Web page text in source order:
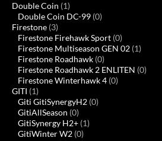
Double Coin (1)
Double Coin DC-99 (0)
Firestone (3)
Firestone Firehawk Sport (0)
Firestone Multiseason GEN 02 (1)
Firestone Roadhawk (0)
Firestone Roadhawk 2 ENLITEN (0)
Firestone Winterhawk 4 (0)
GITI (1)
Giti GitiSynergyH2 (0)
GitiAllSeason (0)
GitiSynergy H2+ (1)
GitiWinter W2 (0)